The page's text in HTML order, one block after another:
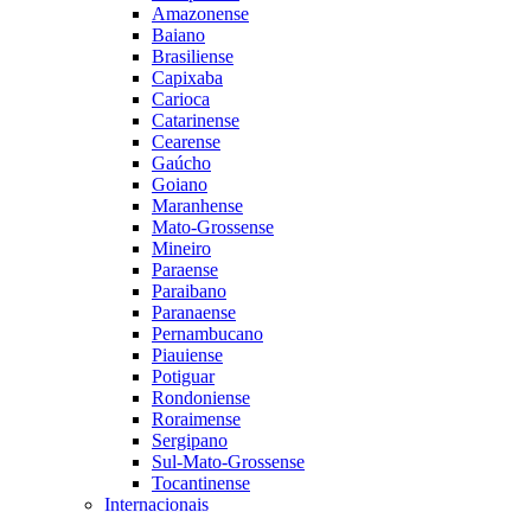
Amazonense
Baiano
Brasiliense
Capixaba
Carioca
Catarinense
Cearense
Gaúcho
Goiano
Maranhense
Mato-Grossense
Mineiro
Paraense
Paraibano
Paranaense
Pernambucano
Piauiense
Potiguar
Rondoniense
Roraimense
Sergipano
Sul-Mato-Grossense
Tocantinense
Internacionais